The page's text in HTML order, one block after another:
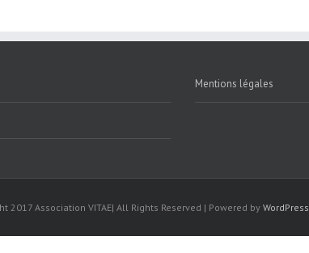
Mentions légales
2017 Association VITAE| All Rights Reserved | Powered by WordPress